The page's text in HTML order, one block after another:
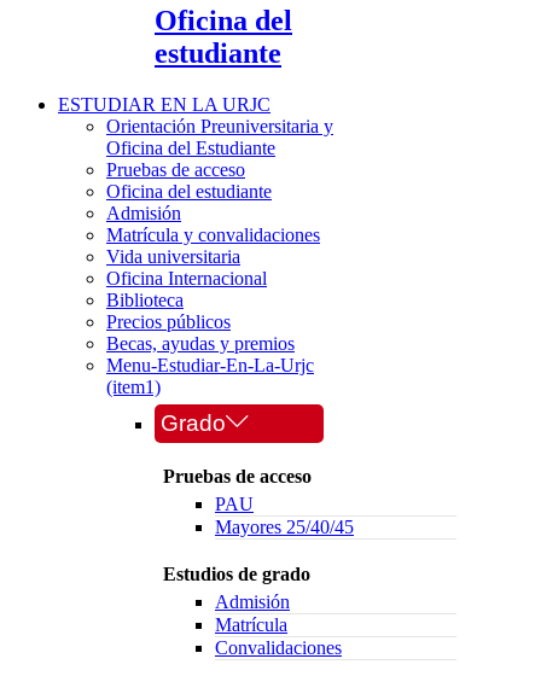
Oficina del
estudiante
ESTUDIAR EN LA URJC
Orientación Preuniversitaria y
Oficina del Estudiante
Pruebas de acceso
Oficina del estudiante
Admisión
Matrícula y convalidaciones
Vida universitaria
Oficina Internacional
Biblioteca
Precios públicos
Becas, ayudas y premios
Menu-Estudiar-En-La-Urjc
(item1)
Grado
Pruebas de acceso
PAU
Mayores 25/40/45
Estudios de grado
Admisión
Matrícula
Convalidaciones